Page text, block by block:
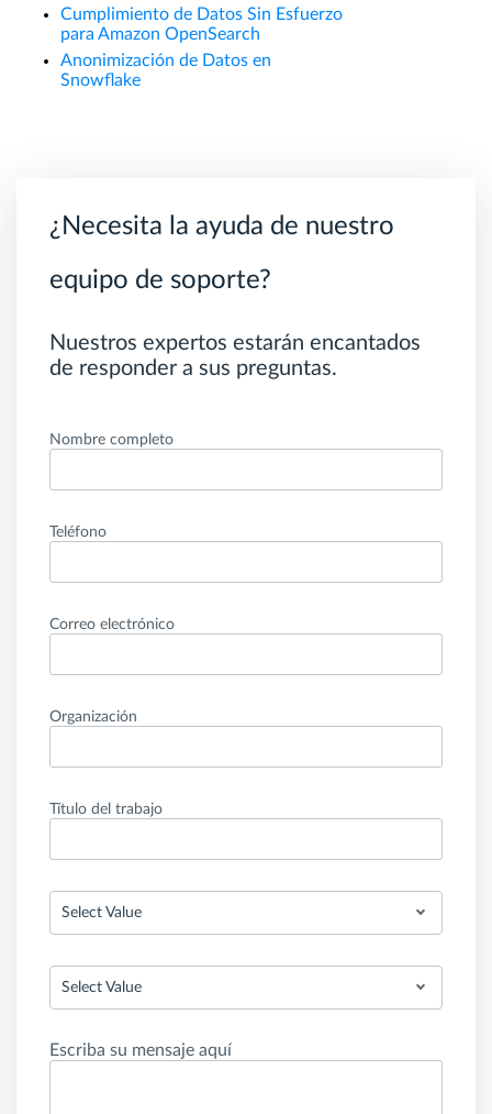
Cumplimiento de Datos Sin Esfuerzo
para Amazon OpenSearch
Anonimización de Datos en
Snowflake
¿Necesita la ayuda de nuestro
equipo de soporte?
Nuestros expertos estarán encantados
de responder a sus preguntas.
Nombre completo
Teléfono
Correo electrónico
Organización
Título del trabajo
Select Value
Select Value
Escriba su mensaje aquí